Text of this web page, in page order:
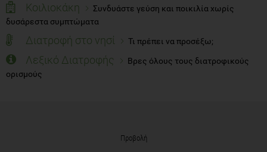
Κοιλιοκάκη
Συνδυάστε γεύση και ποικιλία χωρίς
δυσάρεστα συμπτώματα
Διατροφή στο νησί Τι πρέπει να προσέξω;
Λεξικό Διατροφής
Βρες όλους τους διατροφικούς
ορισμούς
Προβολή